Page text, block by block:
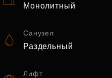
Монолитный
Санузел
Раздельный
Лифт